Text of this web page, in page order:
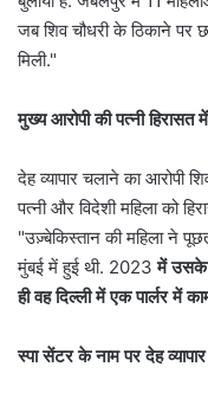
जब शिव चौधरी के ठिकाने पर
मिली."
मुख्य आरोपी की पत्नी हिरासत में
देह व्यापार चलाने का आरोपी
पत्नी और विदेशी महिला को
"उज़्बेकिस्तान की महिला ने
मुंबई में हुई थी. 2023में उसके
ही वह दिल्ली में एक पार्लर में
स्पा सेंटर के नाम पर देह व्यापार